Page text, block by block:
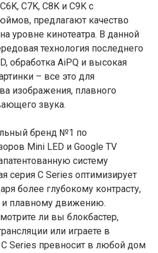
C7K, C8K и C9K с
предлагают качество
уровне кинотеатра. В данной
технология последнего
обработка AiPQ и высокая
– все это для
изображения, плавного
звука.
бренд №1 по
Mini LED и Google TV
систему
серия C Series оптимизирует
более глубокому контрасту,
плавному движению.
ли вы блокбастер,
или играете в
Series превносит в любой дом